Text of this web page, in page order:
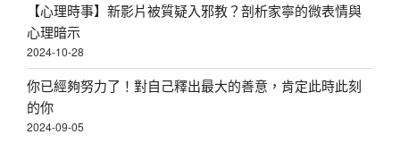
【心理時事】新影片被質疑入邪教？剖析家寧的微表情與
心理暗示
2024-10-28
你已經夠努力了！對自己釋出最大的善意，肯定此時此刻
的你
2024-09-05